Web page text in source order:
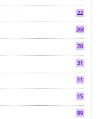
22
268
20
31
11
15
89